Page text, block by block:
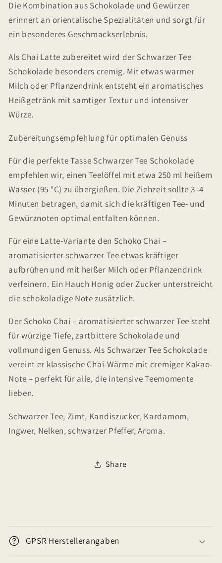
Die Kombination aus Schokolade und Gewürzen
erinnert an orientalische Spezialitäten und sorgt für
ein besonderes Geschmackserlebnis.
Als Chai Latte zubereitet wird der Schwarzer Tee
Schokolade besonders cremig. Mit etwas warmer
Milch oder Pflanzendrink entsteht ein aromatisches
Heißgetränk mit samtiger Textur und intensiver
Würze.
Zubereitungsempfehlung für optimalen Genuss
Für die perfekte Tasse Schwarzer Tee Schokolade
empfehlen wir, einen Teelöffel mit etwa 250 ml heißem
Wasser (95 °C) zu übergießen. Die Ziehzeit sollte 3–4
Minuten betragen, damit sich die kräftigen Tee- und
Gewürznoten optimal entfalten können.
Für eine Latte-Variante den Schoko Chai –
aromatisierter schwarzer Tee etwas kräftiger
aufbrühen und mit heißer Milch oder Pflanzendrink
verfeinern. Ein Hauch Honig oder Zucker unterstreicht
die schokoladige Note zusätzlich.
Der Schoko Chai – aromatisierter schwarzer Tee steht
für würzige Tiefe, zartbittere Schokolade und
vollmundigen Genuss. Als Schwarzer Tee Schokolade
vereint er klassische Chai-Wärme mit cremiger Kakao-
Note – perfekt für alle, die intensive Teemomente
lieben.
Schwarzer Tee, Zimt, Kandiszucker, Kardamom,
Ingwer, Nelken, schwarzer Pfeffer, Aroma.
Share
n
GPSR Herstellerangaben